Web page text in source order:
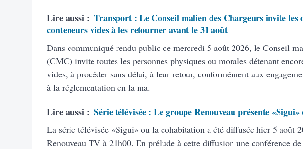
Lire aussi : Transport : Le Conseil malien des Chargeurs invite les
conteneurs vides à les retourner avant le 31 août
Dans communiqué rendu public ce mercredi 5 août 2026, le Conseil
(CMC) invite toutes les personnes physiques ou morales détenant
vides, à procéder sans délai, à leur retour, conformément aux
à la réglementation en la ma.
Lire aussi : Série télévisée : Le groupe Renouveau présente
La série télévisée «Sigui» ou la cohabitation a été diffusée hier 5 août
Renouveau TV à 21h00. En prélude à cette diffusion une conférence de